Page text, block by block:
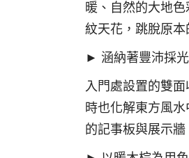
暖、自然的大地
紋天花，跳脫原本
► 涵納著豐沛採
入門處設置的雙
時也化解東方風
的記事板與展示牆